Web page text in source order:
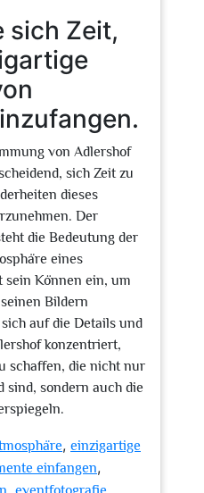
sich Zeit,
von Adlershof
sich Zeit zu
dieses
Der
die Bedeutung der
eines
sein Können ein, um
Bildern
auf die Details und
konzentriert,
schaffen, die nicht nur
sind, sondern auch die
, einzigartige
einfangen,
, ,